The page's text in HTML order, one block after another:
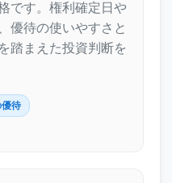
です。権利確定日や
優待の使いやすさと
踏まえた投資判断を
優待